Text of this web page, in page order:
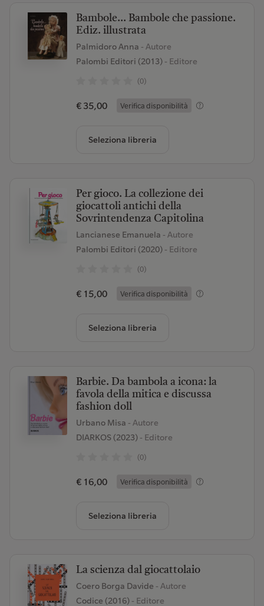
Bambole... Bambole che passione.
Ediz. illustrata
Palmidoro Anna - Autore
Palombi Editori (2013)- Editore
(0)
€ 35,00 Verifica disponibilità
Seleziona libreria
Per gioco. La collezione dei
giocattoli antichi della
Sovrintendenza Capitolina
Lancianese Emanuela - Autore
Palombi Editori (2020)- Editore
(0)
€ 15,00 Verifica disponibilità
Seleziona libreria
Barbie. Da bambola a icona: la
favola della mitica e discussa
fashion doll
Urbano Misa - Autore
DIARKOS (2023)- Editore
(0)
€ 16,00 Verifica disponibilità
Seleziona libreria
La scienza dal giocattolaio
Coero Borga Davide - Autore
Codice (2016)- Editore